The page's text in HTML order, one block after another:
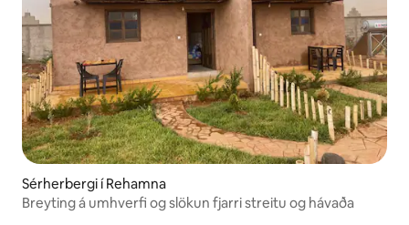
Sérherbergi í Rehamna
Breyting á umhverfi og slökun fjarri streitu og hávaða